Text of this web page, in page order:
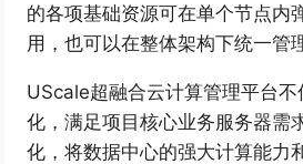
的各项基础资源可在单个节点内
用，也可以在整体架构下统一管
UScale超融合云计算管理平台
化，满足项目核心业务服务器需
化，将数据中心的强大计算能力